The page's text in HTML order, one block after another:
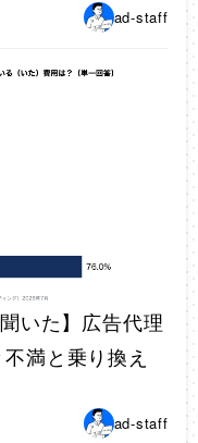
ad-staff
いた】広告代理
満と乗り換え
ad-staff